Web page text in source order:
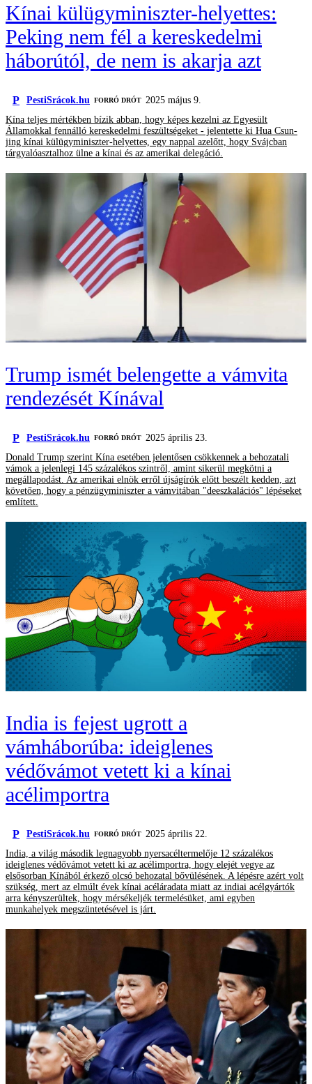
Kínai külügyminiszter-helyettes:
Peking nem fél a kereskedelmi
háborútól, de nem is akarja azt
P PestiSrácok.hu FORRÓ DRÓT
2025 május 9.
Kína teljes mértékben bízik abban, hogy képes kezelni az Egyesült
Államokkal fennálló kereskedelmi feszültségeket - jelentette ki Hua Csun-
jing kínai külügyminiszter-helyettes, egy nappal azelőtt, hogy Svájcban
tárgyalóasztalhoz ülne a kínai és az amerikai delegáció.
Trump ismét belengette a vámvita
rendezését Kínával
P PestiSrácok.hu FORRÓ DRÓT
2025 április 23.
Donald Trump szerint Kína esetében jelentősen csökkennek a behozatali
vámok a jelenlegi 145 százalékos szintről, amint sikerül megkötni a
megállapodást. Az amerikai elnök erről újságírók előtt beszélt kedden, azt
követően, hogy a pénzügyminiszter a vámvitában "deeszkalációs" lépéseket
említett.
India is fejest ugrott a
vámháborúba: ideiglenes
védővámot vetett ki a kínai
acélimportra
P PestiSrácok.hu FORRÓ DRÓT
2025 április 22.
India, a világ második legnagyobb nyersacéltermelője 12 százalékos
ideiglenes védővámot vetett ki az acélimportra, hogy elejét vegye az
elsősorban Kínából érkező olcsó behozatal bővülésének. A lépésre azért volt
szükség, mert az elmúlt évek kínai acéláradata miatt az indiai acélgyártók
arra kényszerültek, hogy mérsékeljék termelésüket, ami egyben
munkahelyek megszüntetésével is járt.